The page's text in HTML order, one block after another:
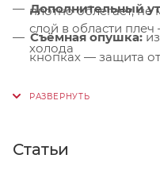
Дополнительный
слой в области
холода
плотно облегает,
Съёмная опушка:из
кнопках — защита
— от раздражения
подпланка —
Статьи